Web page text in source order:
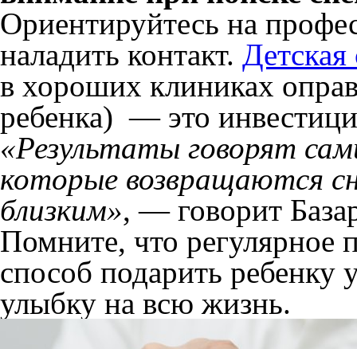
Ориентируйтесь на
наладить контакт. Детская
в хороших клиниках
ребенка) — это
«Результаты говорят
которые возвращаются
близким», — говорит
Помните, что регулярное
способ подарить ребенку
улыбку на всю жизнь.